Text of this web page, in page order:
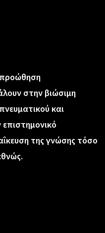
προώθηση
στην βιώσιμη
και
της γνώσης τόσο